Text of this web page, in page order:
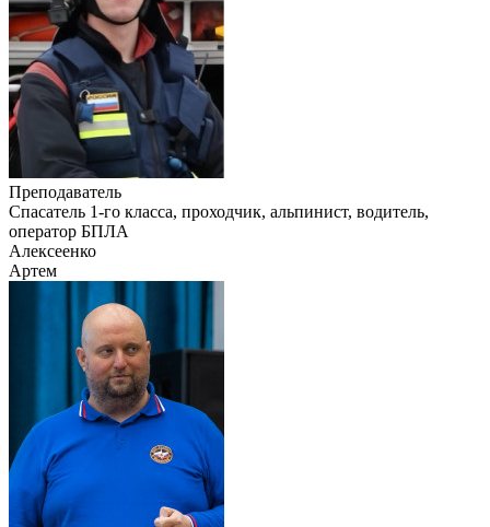
Преподаватель
Cпасатель 1-го класса, проходчик, альпинист, водитель,
оператор БПЛА
Алексеенко
Артем